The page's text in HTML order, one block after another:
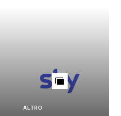
ALTRO